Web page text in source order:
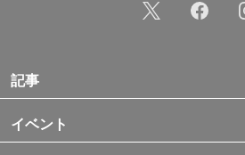
記事
イベント